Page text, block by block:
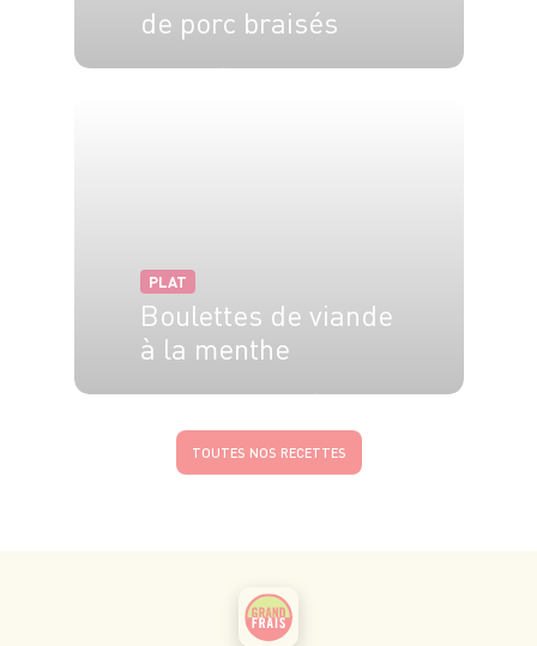
de porc braisés
PLAT
Boulettes de viande
à la menthe
TOUTES NOS RECETTES